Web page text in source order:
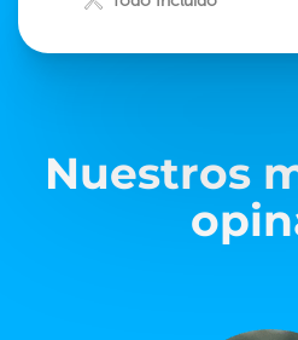
Nuestros